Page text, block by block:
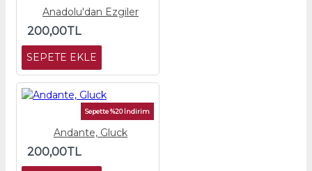
Anadolu'dan Ezgiler
200,00TL
SEPETE EKLE
Sepette %20 İndirim
Andante, Gluck
200,00TL